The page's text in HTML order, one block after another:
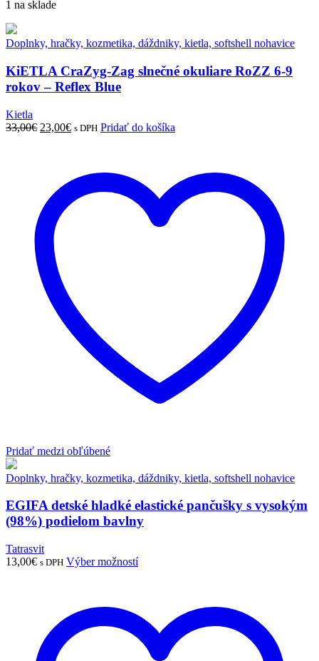
1 na sklade
Doplnky, hračky, kozmetika, dáždniky, kietla, softshell nohavice
KiETLA CraZyg-Zag slnečné okuliare RoZZ 6-9
rokov – Reflex Blue
Kietla
33,00€ 23,00€ s DPH Pridať do košíka
Pridať medzi obľúbené
Doplnky, hračky, kozmetika, dáždniky, kietla, softshell nohavice
EGIFA detské hladké elastické pančušky s vysokým
(98%) podielom bavlny
Tatrasvit
13,00€ s DPH Výber možností